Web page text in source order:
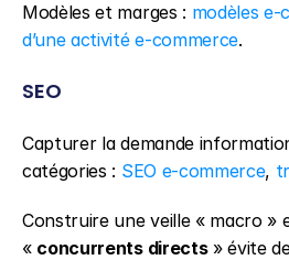
Modèles et marges : modèles e-
d’une activité e-commerce.
SEO
Capturer la demande
catégories : SEO e-commerce,
Construire une veille « macro »
« concurrents directs » évite